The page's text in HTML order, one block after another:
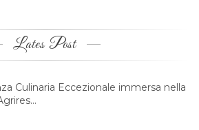
Lates Post
Culinaria Eccezionale immersa nella